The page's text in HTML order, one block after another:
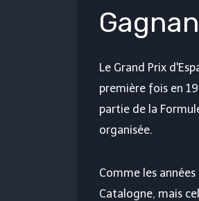
Le Grand Prix
première fois en
partie de la
organisée.
Comme les
Catalogne, mais